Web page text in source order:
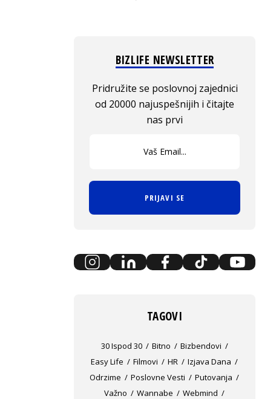
BIZLIFE NEWSLETTER
Pridružite se poslovnoj zajednici
od 20000 najuspešnijih i čitajte
nas prvi
PRIJAVI SE
TAGOVI
30 Ispod 30 Bitno
Bizbendovi
Easy Life
Filmovi HR
Izjava Dana
Odrzime
Poslovne Vesti
Putovanja
Važno
Wannabe Webmind